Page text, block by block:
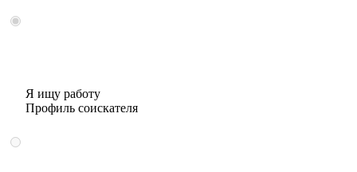
Я ищу работу
Профиль соискателя